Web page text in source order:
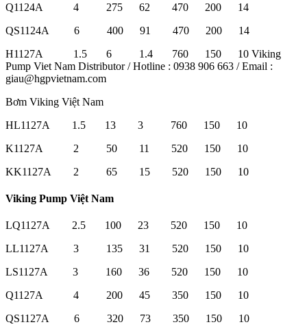
Q1124A 4 275 62 470 200 14
QS1124A 6 400 91 470 200 14
H1127A 1.5 6 1.4 760 150 10 Viking
Pump Viet Nam Distributor / Hotline : 0938 906 663 / Email :
giau@hgpvietnam.com
Bơm Viking Việt Nam
HL1127A 1.5 13 3 760 150 10
K1127A 2 50 11 520 150 10
KK1127A 2 65 15 520 150 10
Viking Pump Việt Nam
LQ1127A 2.5 100 23 520 150 10
LL1127A 3 135 31 520 150 10
LS1127A 3 160 36 520 150 10
Q1127A 4 200 45 350 150 10
QS1127A 6 320 73 350 150 10